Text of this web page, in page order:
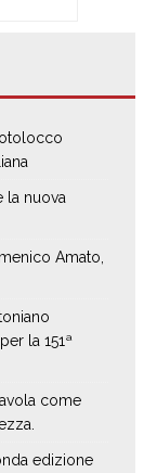
la nuova
Amato,
la 151ª
come
edizione